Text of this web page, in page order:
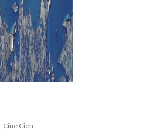
Cine Cien